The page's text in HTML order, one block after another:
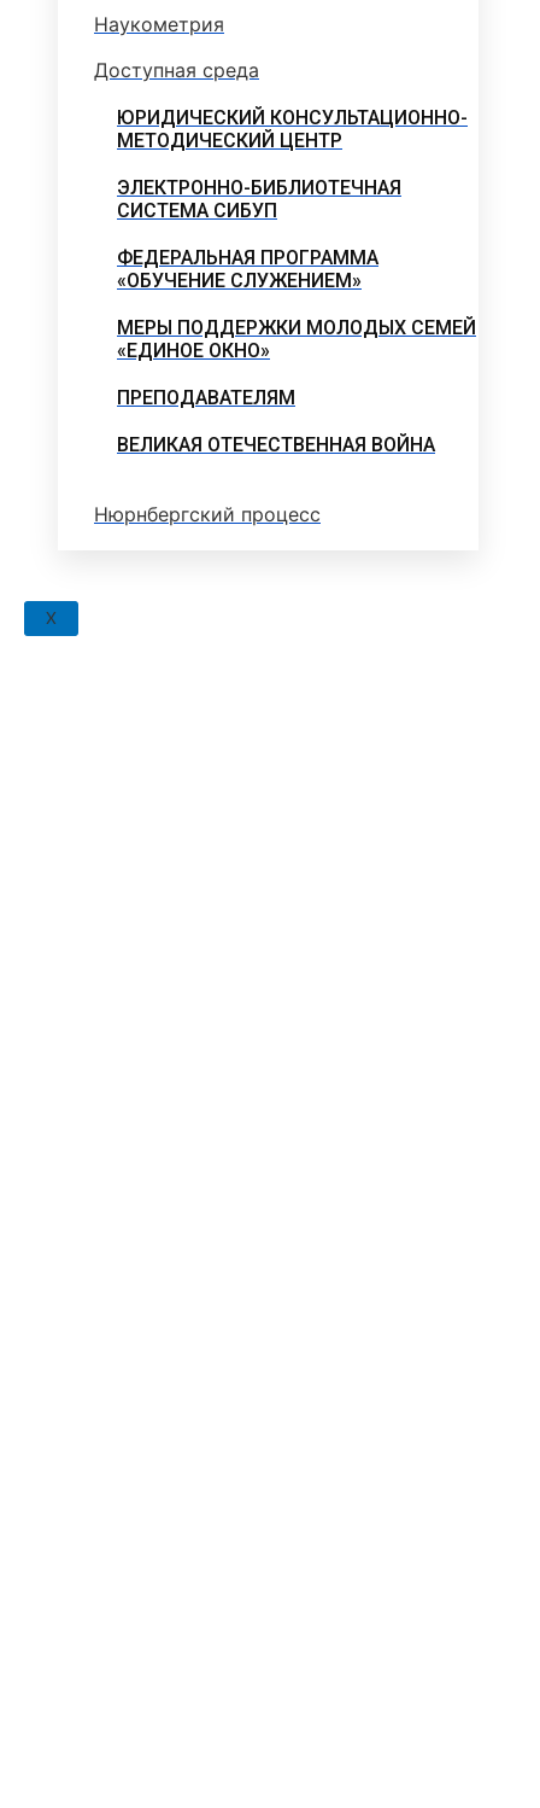
Наукометрия
Доступная среда
ЮРИДИЧЕСКИЙ КОНСУЛЬТАЦИОННО-
МЕТОДИЧЕСКИЙ ЦЕНТР
ЭЛЕКТРОННО-БИБЛИОТЕЧНАЯ
СИСТЕМА СИБУП
ФЕДЕРАЛЬНАЯ ПРОГРАММА
«ОБУЧЕНИЕ СЛУЖЕНИЕМ»
МЕРЫ ПОДДЕРЖКИ МОЛОДЫХ СЕМЕЙ
«ЕДИНОЕ ОКНО»
ПРЕПОДАВАТЕЛЯМ
ВЕЛИКАЯ ОТЕЧЕСТВЕННАЯ ВОЙНА
Нюрнбергский процесс
X